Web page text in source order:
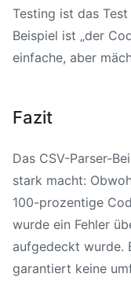
Testing ist das
Beispiel ist „der
einfache, aber
Fazit
Das CSV-Parser-
stark macht:
100-prozentige
wurde ein Fehler
aufgedeckt wurde.
garantiert keine